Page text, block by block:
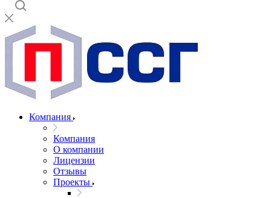
Компания
Компания
О компании
Лицензии
Отзывы
Проекты